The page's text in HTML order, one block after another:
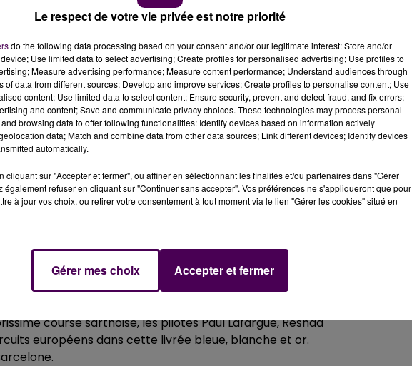
un liseret doré partant du nez de la voiture pour
sur l’aileron arrière. Du blanc, également présent
A la grande satisfaction de Paul Lafargue :"J’aime le
L’objectif n’est pas de surprendre, mais de raviver
logo de Matra apparaît, lui, sur le devant de la voiture.
dépôt de cookies que vous avez exprimé. Si vous
accord en cliquant sur le bouton ci-dessous.
l'élément
, ne cache pas non plus sa joie :"C’est génial de voir les
place pour développer encore plus cette aventure,
au Mans, Matra sera de retour en championnat
course sarthoise, les pilotes Paul Lafargue, Reshad
européens dans cette livrée bleue, blanche et or.
Le respect de votre vie privée est notre priorité
do the following data processing based on your consent and/or our legitimate interest: Store and/or
Use limited data to select advertising; Create profiles for personalised advertising; Use profiles to
Measure advertising performance; Measure content performance; Understand audiences through
of data from different sources; Develop and improve services; Create profiles to personalise content; Use
content; Use limited data to select content; Ensure security, prevent and detect fraud, and fix errors;
and content; Save and communicate privacy choices. These technologies may process personal
browsing data to offer following functionalities: Identify devices based on information actively
data; Match and combine data from other data sources; Link different devices; Identify devices
automatically.
cliquant sur "Accepter et fermer", ou affiner en sélectionnant les finalités et/ou partenaires dans "Gérer
également refuser en cliquant sur "Continuer sans accepter". Vos préférences ne s'appliqueront que pour
à jour vos choix, ou retirer votre consentement à tout moment via le lien "Gérer les cookies" situé en
Gérer mes choix Accepter et fermer